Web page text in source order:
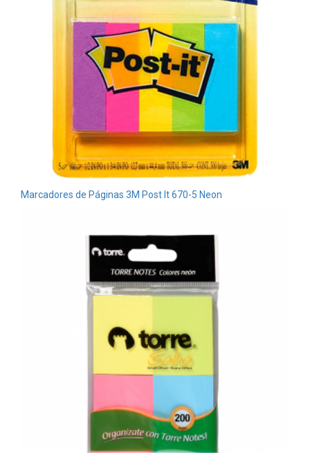
Marcadores de Páginas 3M Post It 670-5 Neon